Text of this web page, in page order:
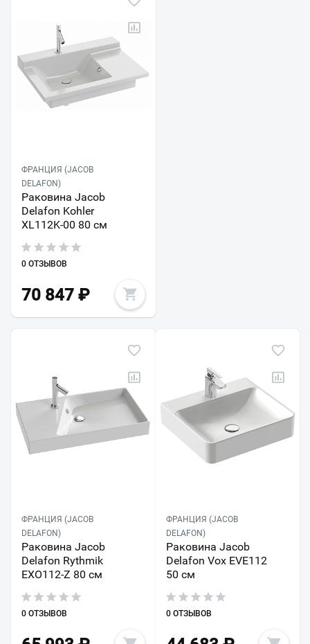
ФРАНЦИЯ (JACOB
DELAFON)
Раковина Jacob
Delafon Kohler
XL112K-00 80 см
0 ОТЗЫВОВ
70 847 ₽
ФРАНЦИЯ (JACOB
DELAFON)
Раковина Jacob
Delafon Rythmik
EXO112-Z 80 см
0 ОТЗЫВОВ
ФРАНЦИЯ (JACOB
DELAFON)
Раковина Jacob
Delafon Vox EVE112
50 см
0 ОТЗЫВОВ